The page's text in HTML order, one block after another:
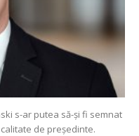
s-ar putea să-și fi semnat
de președinte.